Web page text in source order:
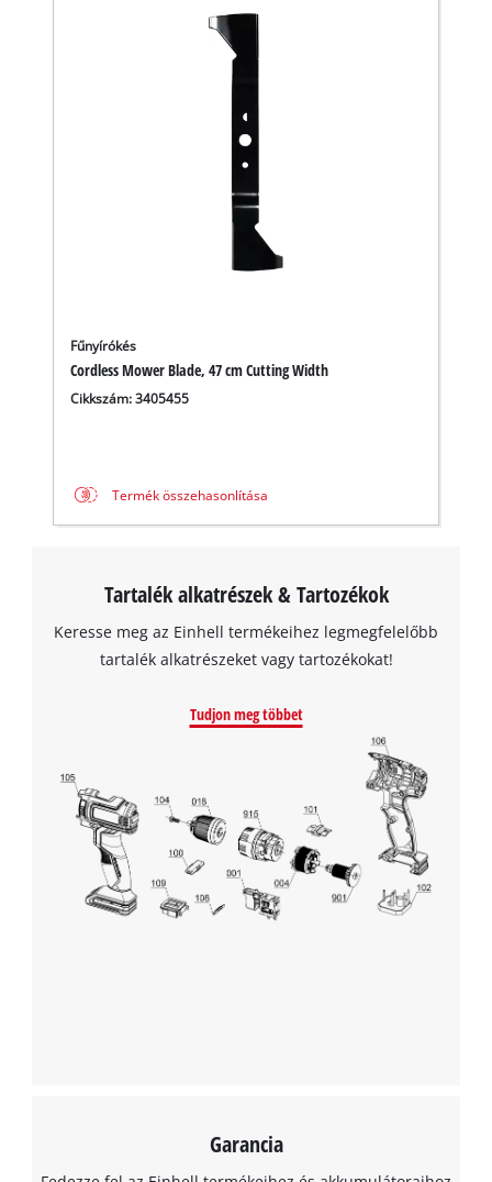
visitor. The website owner needs to setup
the site with their CMP to add this content
to the list of technologies used.
Management Platform
Fűnyírókés
Cordless Mower Blade, 47 cm Cutting Width
Cikkszám: 3405455
Termék összehasonlítása
Tartalék alkatrészek & Tartozékok
Keresse meg az Einhell termékeihez legmegfelelőbb
tartalék alkatrészeket vagy tartozékokat!
Tudjon meg többet
Garancia